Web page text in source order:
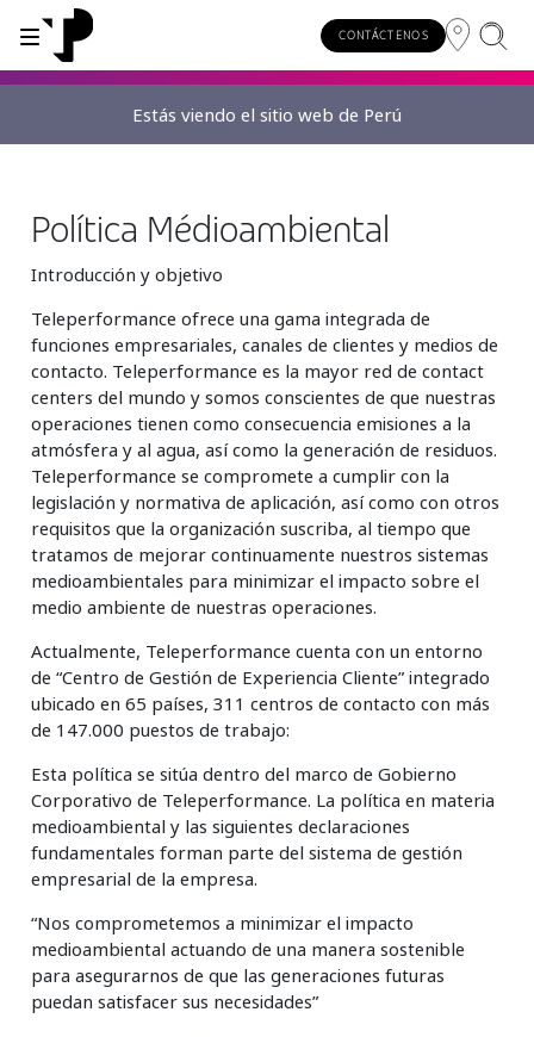
CONTÁCTENOS
Awards and recognition
Leadership
Security and process excellence
Newsroom
AI solutions
End-to-end CX services
Consulting services
Specialized services
Our delivery models
Communications
Energy and utilities
Gaming
Government
Healthcare
Insurance
Media
Retail and e-commerce
Technology
Client stories
White papers
Blog
Reports
Infographic
Work from home
Job opportunities
For Fun Festival
Our communities
Our people
Our planet
Group policies
Stock information
Investor information
Publications and events
Individual shareholders
Estás viendo el sitio web de Perú
Política Médioambiental
Introducción y objetivo
Teleperformance ofrece una gama integrada de
funciones empresariales, canales de clientes y medios de
contacto. Teleperformance es la mayor red de contact
centers del mundo y somos conscientes de que nuestras
operaciones tienen como consecuencia emisiones a la
atmósfera y al agua, así como la generación de residuos.
Teleperformance se compromete a cumplir con la
legislación y normativa de aplicación, así como con otros
requisitos que la organización suscriba, al tiempo que
tratamos de mejorar continuamente nuestros sistemas
medioambientales para minimizar el impacto sobre el
medio ambiente de nuestras operaciones.
Actualmente, Teleperformance cuenta con un entorno
de “Centro de Gestión de Experiencia Cliente” integrado
ubicado en 65 países, 311 centros de contacto con más
de 147.000 puestos de trabajo:
Esta política se sitúa dentro del marco de Gobierno
Corporativo de Teleperformance. La política en materia
medioambiental y las siguientes declaraciones
fundamentales forman parte del sistema de gestión
empresarial de la empresa.
“Nos comprometemos a minimizar el impacto
medioambiental actuando de una manera sostenible
para asegurarnos de que las generaciones futuras
puedan satisfacer sus necesidades”